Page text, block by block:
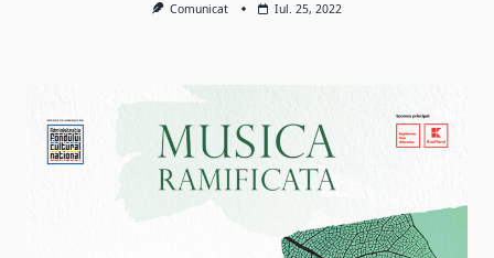
Comunicat Iul. 25, 2022